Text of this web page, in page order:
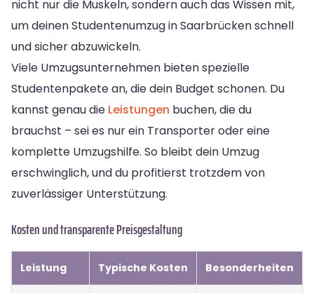
nicht nur die Muskeln, sondern auch das Wissen mit,
um deinen Studentenumzug in Saarbrücken schnell
und sicher abzuwickeln.
Viele Umzugsunternehmen bieten spezielle
Studentenpakete an, die dein Budget schonen. Du
kannst genau die Leistungen buchen, die du
brauchst – sei es nur ein Transporter oder eine
komplette Umzugshilfe. So bleibt dein Umzug
erschwinglich, und du profitierst trotzdem von
zuverlässiger Unterstützung.
Kosten und transparente Preisgestaltung
Leistung Typische Kosten Besonderheiten